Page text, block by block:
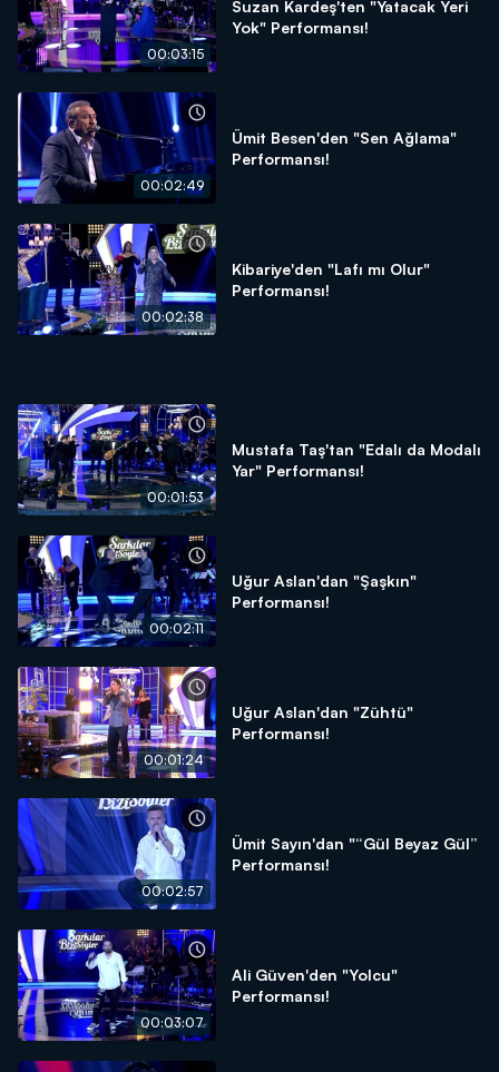
00:03:15
Suzan Kardeş'ten "Yatacak Yeri
Yok" Performansı!
00:02:49
Ümit Besen'den "Sen Ağlama"
Performansı!
00:02:38
Kibariye'den "Lafı mı Olur"
Performansı!
00:01:53
Mustafa Taş'tan "Edalı da Modalı
Yar" Performansı!
00:02:11
Uğur Aslan'dan "Şaşkın"
Performansı!
00:01:24
Uğur Aslan'dan "Zühtü"
Performansı!
00:02:57
Ümit Sayın'dan "“Gül Beyaz Gül”
Performansı!
00:03:07
Ali Güven'den "Yolcu"
Performansı!